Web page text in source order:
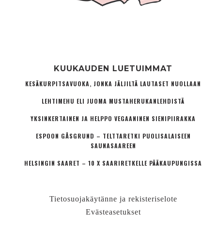
KUUKAUDEN LUETUIMMAT
KESÄKURPITSAVUOKA, JONKA JÄLJILTÄ LAUTASET NUOLLAAN
LEHTIMEHU ELI JUOMA MUSTAHERUKANLEHDISTÄ
YKSINKERTAINEN JA HELPPO VEGAANINEN SIENIPIIRAKKA
ESPOON GÅSGRUND – TELTTARETKI PUOLISALAISEEN
SAUNASAAREEN
HELSINGIN SAARET – 10 X SAARIRETKELLE PÄÄKAUPUNGISSA
Tietosuojakäytänne ja rekisteriselote
Evästeasetukset